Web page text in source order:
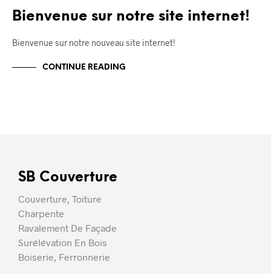
Bienvenue sur notre site internet!
Bienvenue sur notre nouveau site internet!
CONTINUE READING
SB Couverture
Couverture, Toiture
Charpente
Ravalement De Façade
Surélévation En Bois
Boiserie, Ferronnerie